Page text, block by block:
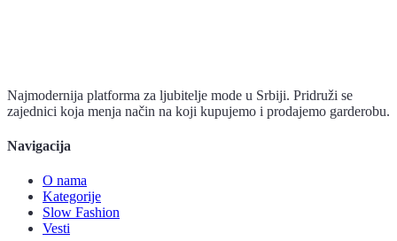
Najmodernija platforma za ljubitelje mode u Srbiji. Pridruži se
zajednici koja menja način na koji kupujemo i prodajemo garderobu.
Navigacija
O nama
Kategorije
Slow Fashion
Vesti